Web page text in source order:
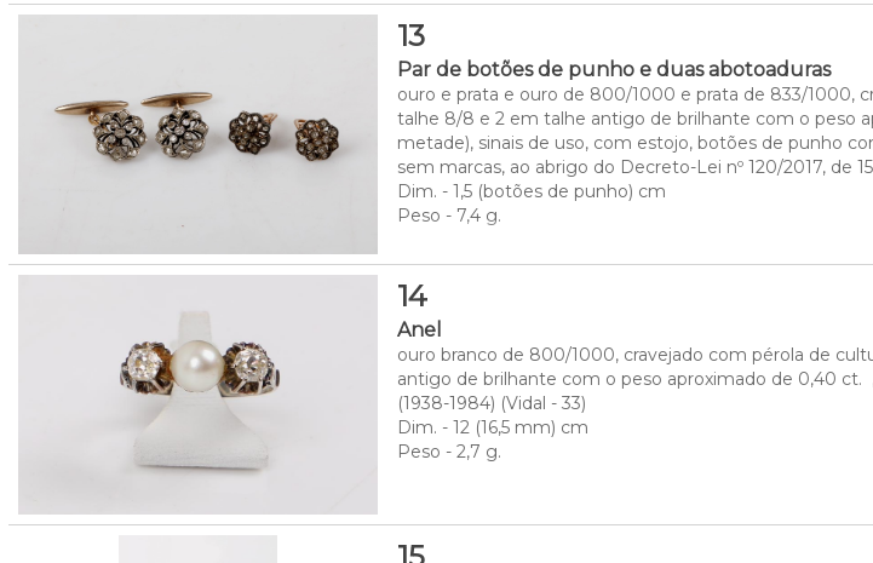
13
Par de botões de punho e duas abotoaduras
ouro e prata e ouro de 800/1000 e prata de 833/1000,
talhe 8/8 e 2 em talhe antigo de brilhante com o peso
metade), sinais de uso, com estojo, botões de punho
sem marcas, ao abrigo do Decreto-Lei nº 120/2017, de
Dim. - 1,5 (botões de punho) cm
Peso - 7,4 g.
14
Anel
ouro branco de 800/1000, cravejado com pérola de
antigo de brilhante com o peso aproximado de 0,40 ct.
(1938-1984) (Vidal - 33)
Dim. - 12 (16,5 mm) cm
Peso - 2,7 g.